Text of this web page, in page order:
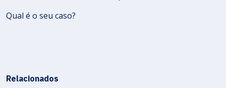
Qual é o seu caso?
Relacionados